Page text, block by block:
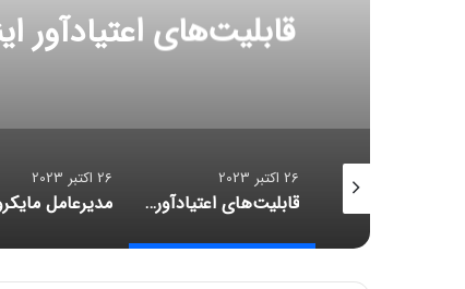
قابلیت‌های اعتیادآور
26 اکتبر 2023
قابلیت‌های اعتیادآور اینستاگرام، متا را دادگاهی می‌کنند
26 اکتبر 2023